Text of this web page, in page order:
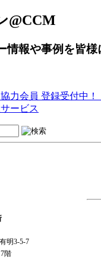
@CCM
情報や事例を皆様
力会員 登録受付中！
ービス
明3-5-7
階